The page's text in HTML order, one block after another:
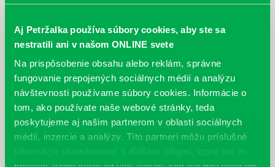
Aj Petržalka používa súbory cookies, aby ste sa
nestratili ani v našom ONLINE svete
Na prispôsobenie obsahu alebo reklám, správne
fungovanie prepojených sociálnych médií a analýzu
návštevnosti používame súbory cookies. Informácie o
tom, ako používate naše webové stránky, teda
poskytujeme aj našim partnerom v oblasti sociálnych
médií, inzercie a analýzy. Títo partneri môžu príslušné
informácie skombinovať s ďalšími údajmi, ktoré ste im